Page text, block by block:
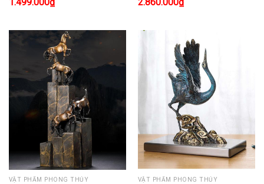
1.499.000₫ 2.860.000₫
VẬT PHẨM PHONG THỦY VẬT PHẨM PHONG THỦY